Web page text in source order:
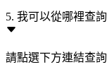
5. 我可以從哪裡查
請點選下方連結查